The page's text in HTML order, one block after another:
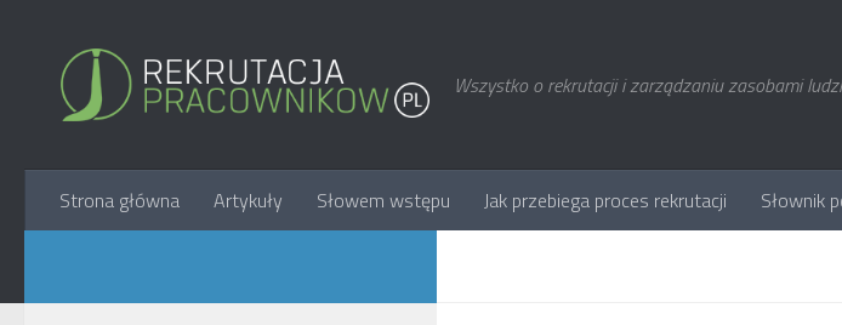
Wszystko o rekrutacji i zarządzaniu zasobami
Strona główna Artykuły Słowem wstępu Jak przebiega proces rekrutacji Słownik